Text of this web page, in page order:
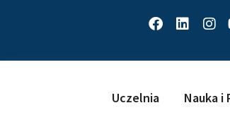
Facebook
Linkedin
Uczelnia Nauka i